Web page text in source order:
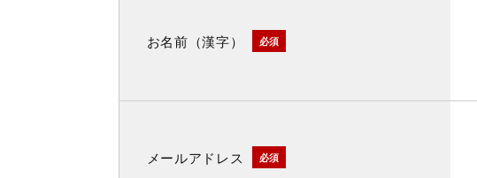
お名前（漢字） 必須
メールアドレス 必須